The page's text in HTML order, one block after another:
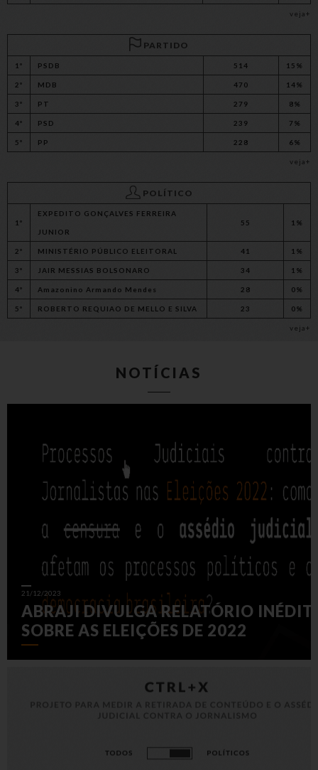
veja+
PARTIDO
1º PSDB 514 15%
2º MDB 470 14%
3º PT 279 8%
4º PSD 239 7%
5º PP 228 6%
veja+
POLÍTICO
1º
EXPEDITO GONÇALVES FERREIRA
JUNIOR
55 1%
2º MINISTÉRIO PÚBLICO ELEITORAL 41 1%
3º JAIR MESSIAS BOLSONARO 34 1%
4º Amazonino Armando Mendes 28 0%
5º ROBERTO REQUIAO DE MELLO E SILVA 23 0%
veja+
NOTÍCIAS
21/12/2023
ABRAJI DIVULGA RELATÓRIO
SOBRE AS ELEIÇÕES DE 2022